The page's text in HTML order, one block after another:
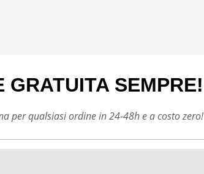
GRATUITA SEMPRE!
per qualsiasi ordine in 24-48h e a costo zero!